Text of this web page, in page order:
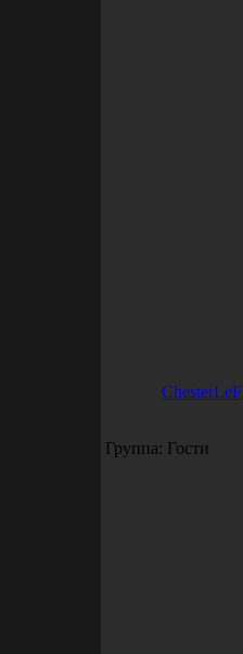
ChesterLeF
Группа: Гости